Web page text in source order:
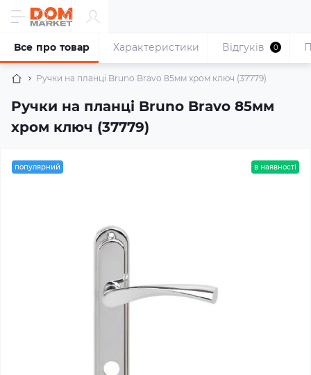
Pучки на планці Bruno Bravo 85мм хром ключ (37779)
Pучки на планці Bruno Bravo 85мм
хром ключ (37779)
Все про товар Характеристики Відгуків 0
популярний в наявності